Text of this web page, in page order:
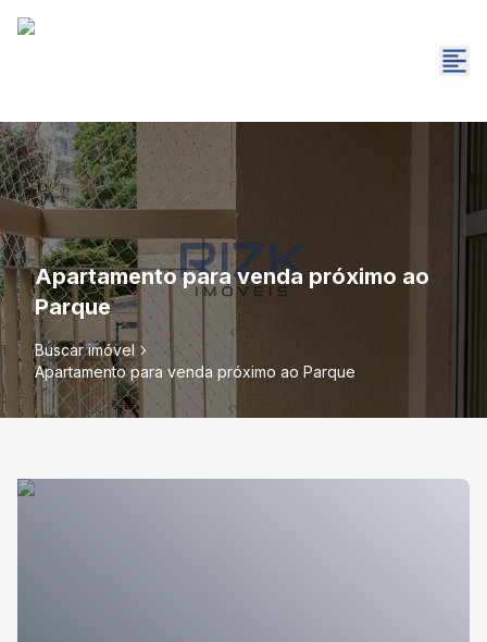
Apartamento para venda próximo ao
Parque
Buscar imóvel
Apartamento para venda próximo ao Parque